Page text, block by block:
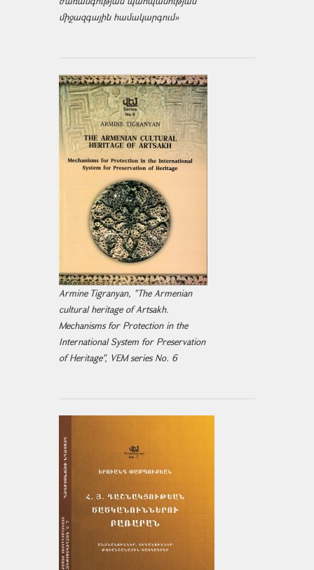
միջազ­գային համակարգում»
Armine Tigranyan, "The Armenian
cultural heritage of Artsakh.
Mechanisms for Protection in the
International System for Preservation
of Heritage", VEM series No. 6